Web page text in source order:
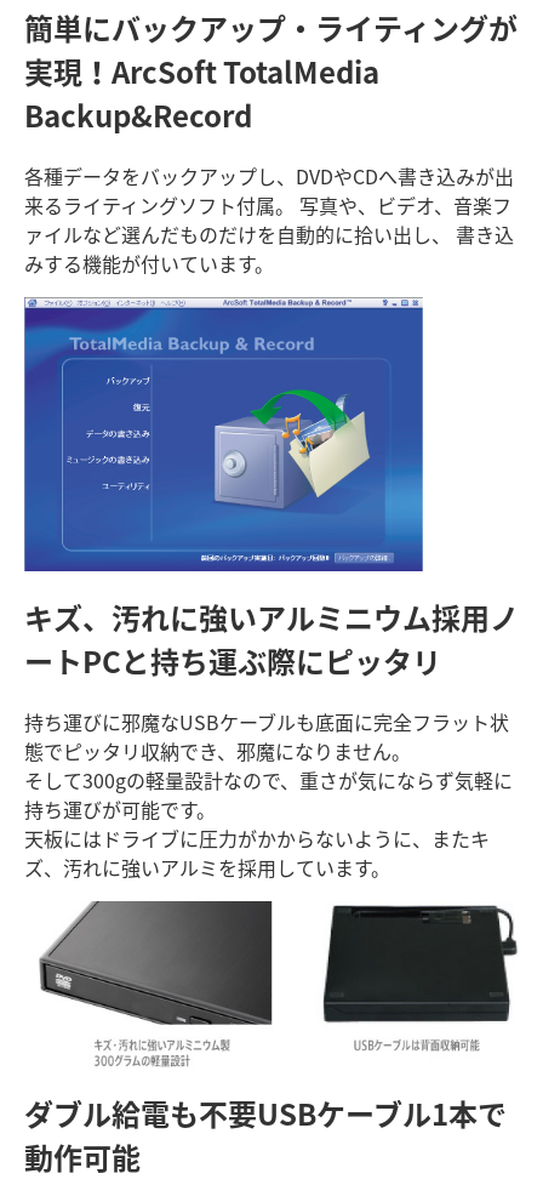
簡単にバックアップ・ライティングが
実現！ ArcSoft TotalMedia
Backup&Record
各種データをバックアップし、DVDやCDへ書き込みが出
来るライティングソフト付属。 写真や、ビデオ、音楽フ
ァイルなど選んだものだけを自動的に拾い出し、 書き込
みする機能が付いています。
キズ、汚れに強いアルミニウム採用ノ
ートPCと持ち運ぶ際にピッタリ
持ち運びに邪魔なUSBケーブルも底面に完全フラット状
態でピッタリ収納でき、邪魔になりません。
そして300gの軽量設計なので、重さが気にならず気軽に
持ち運びが可能です。
天板にはドライブに圧力がかからないように、またキ
ズ、汚れに強いアルミを採用しています。
ダブル給電も不要USBケーブル1本で
動作可能